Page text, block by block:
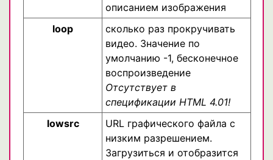
описанием изображения
loop
сколько раз прокручивать
видео. Значение по
умолчанию -1, бесконечное
воспроизведение
Отсутствует в
спецификации HTML 4.01!
lowsrc
URL графического файла с
низким разрешением.
Загрузиться и отобразится